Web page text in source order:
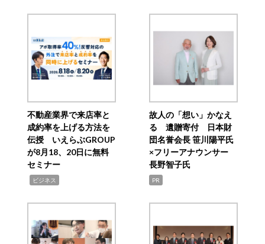
不動産業界で来店率と
成約率を上げる方法を
伝授 いえらぶGROUP
が8月18、20日に無料
セミナー
ビジネス
故人の「想い」かなえ
る 遺贈寄付 日本財
団名誉会長 笹川陽平氏
×フリーアナウンサー
長野智子氏
PR